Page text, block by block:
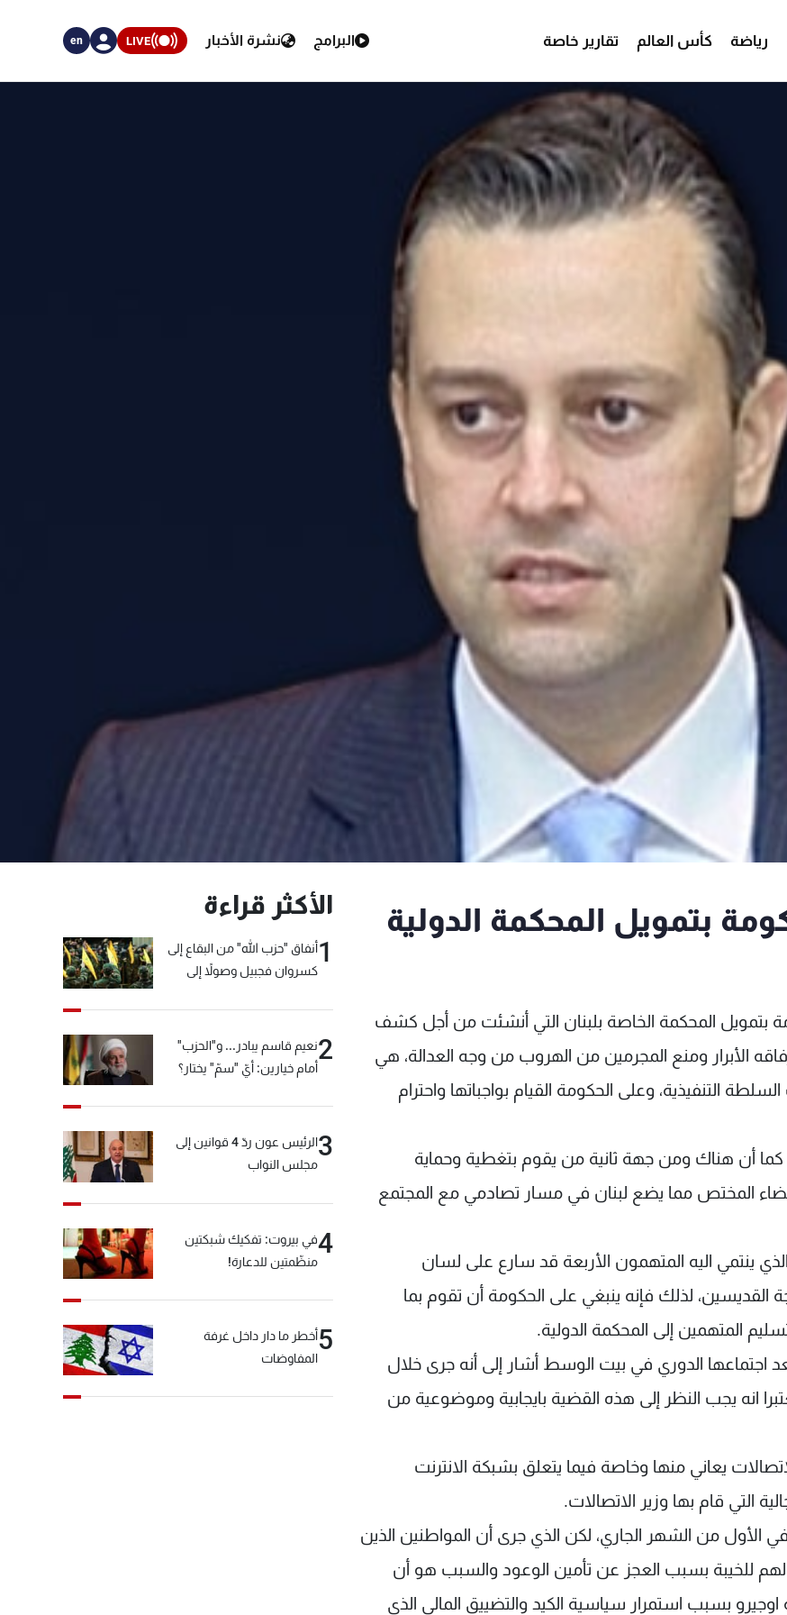
رياضة كأس العالم تقارير خاصة البرامج نشرة الأخبار LIVE
en
بتمويل المحكمة الدولية
بتمويل المحكمة الخاصة بلبنان التي أنشئت من أجل كشف
الأبرار ومنع المجرمين من الهروب من وجه العدالة، هي
التنفيذية، وعلى الحكومة القيام بواجباتها واحترام
أن هناك ومن جهة ثانية من يقوم بتغطية وحماية
المختص مما يضع لبنان في مسار تصادمي مع المجتمع
ينتمي اليه المتهمون الأربعة قد سارع على لسان
لذلك فإنه ينبغي على الحكومة أن تقوم بما
المتهمين إلى المحكمة الدولية.
اجتماعها الدوري في بيت الوسط أشار إلى أنه جرى خلال
انه يجب النظر إلى هذه القضية بايجابية وموضوعية من
يعاني منها وخاصة فيما يتعلق بشبكة الانترنت
التي قام بها وزير الاتصالات.
الأول من الشهر الجاري، لكن الذي جرى أن المواطنين الذين
للخيبة بسبب العجز عن تأمين الوعود والسبب هو أن
بسبب استمرار سياسية الكيد والتضييق المالي الذي
الأكثر قراءة
1أنفاق "حزب الله" من البقاع إلى
كسروان فجبيل وصولاً إلى
2نعيم قاسم يبادر... و"الحزب"
أمام خيارين: أيّ "سمّ" يختار؟
3
الرئيس عون ردّ 4 قوانين إلى
مجلس النواب
4في بيروت: تفكيك شبكتين
منظّمتين للدعارة!
5أخطر ما دار داخل غرفة
المفاوضات